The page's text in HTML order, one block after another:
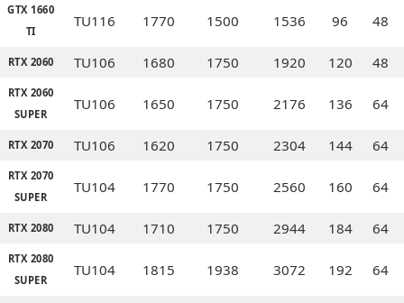
GTX 1660
TI
TU116 1770 1500 1536 96 48
RTX 2060 TU106 1680 1750 1920 120 48
RTX 2060
SUPER
TU106 1650 1750 2176 136 64
RTX 2070 TU106 1620 1750 2304 144 64
RTX 2070
SUPER
TU104 1770 1750 2560 160 64
RTX 2080 TU104 1710 1750 2944 184 64
RTX 2080
SUPER
TU104 1815 1938 3072 192 64